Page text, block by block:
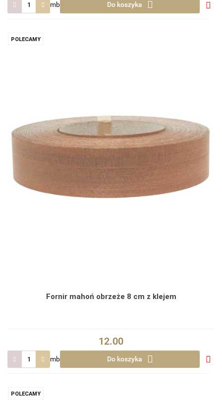
mb Do koszyka
POLECAMY
Fornir mahoń obrzeże 8 cm z klejem
12.00
mb Do koszyka
POLECAMY